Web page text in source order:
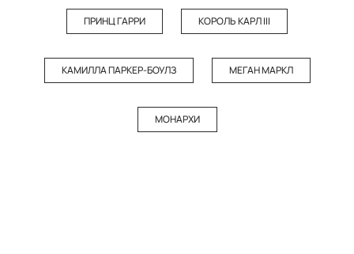
ПРИНЦ ГАРРИ КОРОЛЬ КАРЛ III
КАМИЛЛА ПАРКЕР-БОУЛЗ МЕГАН МАРКЛ
МОНАРХИ